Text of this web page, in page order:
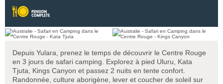
Depuis Yulara, prenez le temps de découvrir le Centre Rouge
en 3 jours de safari camping. Explorez à pied Uluru, Kata
Tjuta, Kings Canyon et passez 2 nuits en tente confort.
Randonnée, culture aborigène, lever et coucher de soleil sur